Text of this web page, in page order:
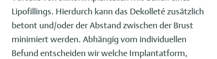
Lipofillings. Hierdurch kann das Dekolleté zusätzlich
betont und/oder der Abstand zwischen der Brust
minimiert werden. Abhängig vom individuellen
Befund entscheiden wir welche Implantatform,